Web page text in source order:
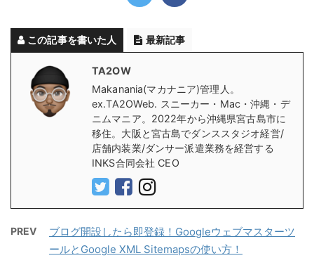
この記事を書いた人 最新記事
TA2OW
Makanania(マカナニア)管理人。
ex.TA2OWeb. スニーカー・Mac・沖縄・デ
ニムマニア。2022年から沖縄県宮古島市に
移住。大阪と宮古島でダンススタジオ経営/
店舗内装業/ダンサー派遣業務を経営する
INKS合同会社 CEO
PREV
ブログ開設したら即登録！Googleウェブマスターツ
ールとGoogle XML Sitemapsの使い方！